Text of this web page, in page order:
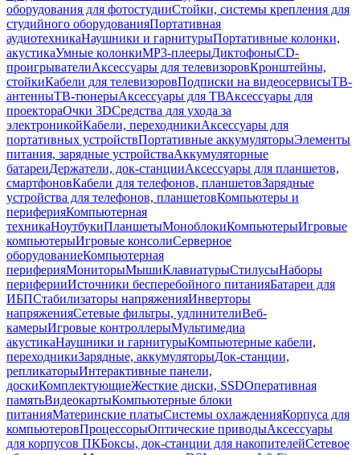
оборудования для фотостудииСтойки, системы крепления для
студийного оборудованияПортативная
аудиотехникаНаушники и гарнитурыПортативные колонки,
акустикаУмные колонкиMP3-плеерыДиктофоныCD-
проигрывателиАксессуары для телевизоровКронштейны,
стойкиКабели для телевизоровПодписки на видеосервисыТВ-
антенныТВ-тюнерыАксессуары для ТВАксессуары для
проектораОчки 3DСредства для ухода за
электроникойКабели, переходникиАксессуары для
портативных устройствПортативные аккумуляторыЭлементы
питания, зарядные устройстваАккумуляторные
батареиДержатели, док-станцииАксессуары для планшетов,
смартфоновКабели для телефонов, планшетовЗарядные
устройства для телефонов, планшетовКомпьютеры и
периферияКомпьютерная
техникаНоутбукиПланшетыМоноблокиКомпьютерыИгровые
компьютерыИгровые консолиСерверное
оборудованиеКомпьютерная
периферияМониторыМышиКлавиатурыСтилусыНаборы
периферииИсточники бесперебойного питанияБатареи для
ИБПСтабилизаторы напряженияИнверторы
напряженияСетевые фильтры, удлинителиВеб-
камерыИгровые контроллерыМультимедиа
акустикаНаушники и гарнитурыКомпьютерные кабели,
переходникиЗарядные, аккумуляторыДок-станции,
репликаторыИнтерактивные панели,
доскиКомплектующиеЖесткие диски, SSDОперативная
памятьВидеокартыКомпьютерные блоки
питанияМатеринские платыСистемы охлажденияКорпуса для
компьютеровПроцессорыОптические приводыАксессуары
для корпусов ПКБоксы, док-станции для накопителейСетевое